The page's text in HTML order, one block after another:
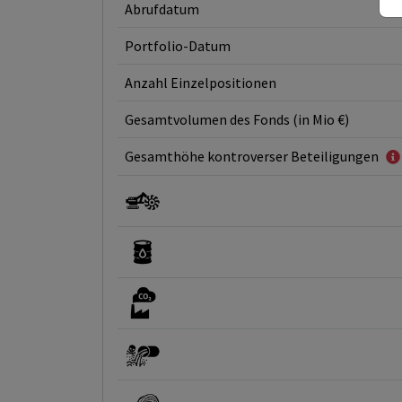
Abrufdatum
Portfolio-Datum
Anzahl Einzelpositionen
Gesamtvolumen des Fonds (in Mio €)
Gesamthöhe kontroverser Beteiligungen